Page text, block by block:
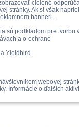
cielené
stránky. Ak si však
banneri .
sú podkladom pre
a o ochrane
Yieldbird.
webovej
Informácie o ďalších